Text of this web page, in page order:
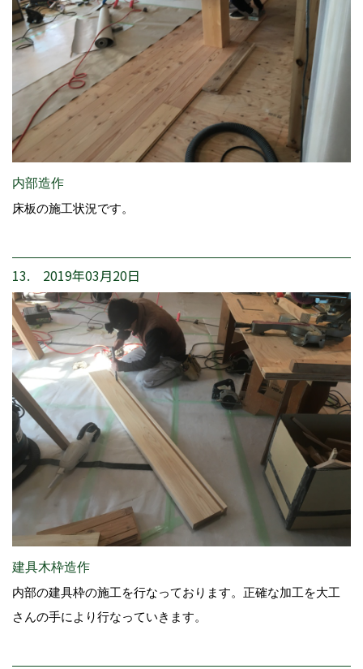
内部造作
床板の施工状況です。
13. 2019年03月20日
建具木枠造作
内部の建具枠の施工を行なっております。正確な加工を大工
さんの手により行なっていきます。